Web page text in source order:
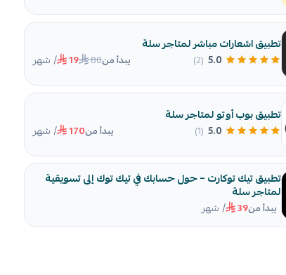
تطبيق اشعارات مباشر لمتاجر سلة
5.0
(2) يبدأ من80
19 / شهر
تطبيق بوب أوتو لمتاجر سلة
5.0
(1) يبدأ من170 / شهر
تطبيق تيك توكارت – حول حسابك في تيك توك إلى تسويقية
لمتاجر سلة
يبدأ من39 / شهر